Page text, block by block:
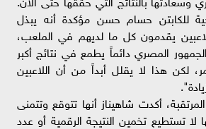
للكابتن حسام حسن مؤكدة أنه يبذل
يقدمون كل ما لديهم في الملعب،
المصري دائماً يطمع في نتائج أكبر
لكن هذا لا يقلل أبداً من أن اللاعبين
أكدت شاهيناز أنها تتوقع وتتمنى
لا تستطيع تخمين النتيجة الرقمية أو عدد